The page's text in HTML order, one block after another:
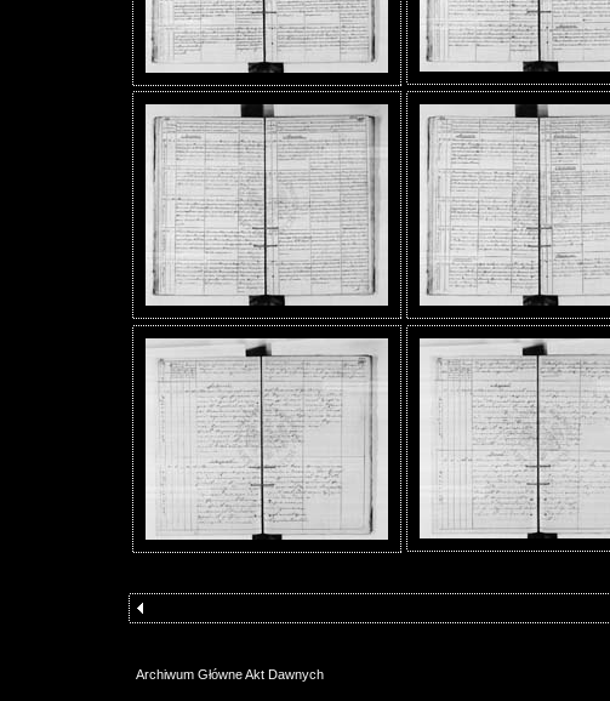
Archiwum Główne Akt Dawnych